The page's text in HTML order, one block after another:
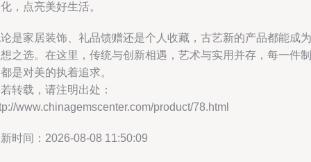
，点亮美好生活。
是家居装饰、礼品馈赠还是个人收藏，古艺新的产品都能成为
之选。在这里，传统与创新相遇，艺术与实用并存，每一件制
是对美的执着追求。
转载，请注明出处：
www.chinagemscenter.com/product/78.html
时间：2026-08-08 11:50:09